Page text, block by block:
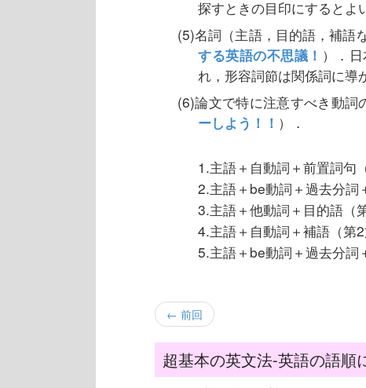
探すときの目印にするとよ
(5)名詞（主語，目的語，補語
する英語の不思議！ ）．
れ，形容詞節は関係詞に導
(6)論文で特に注意すべき動詞
ーしよう！！ ）．
1.主語＋自動詞＋前置詞句
2.主語＋be動詞＋過去分詞
3.主語＋他動詞＋目的語（
4.主語＋自動詞＋補語（第2
5.主語＋be動詞＋過去分詞
← 前回
超基本の英文法-英語の語順